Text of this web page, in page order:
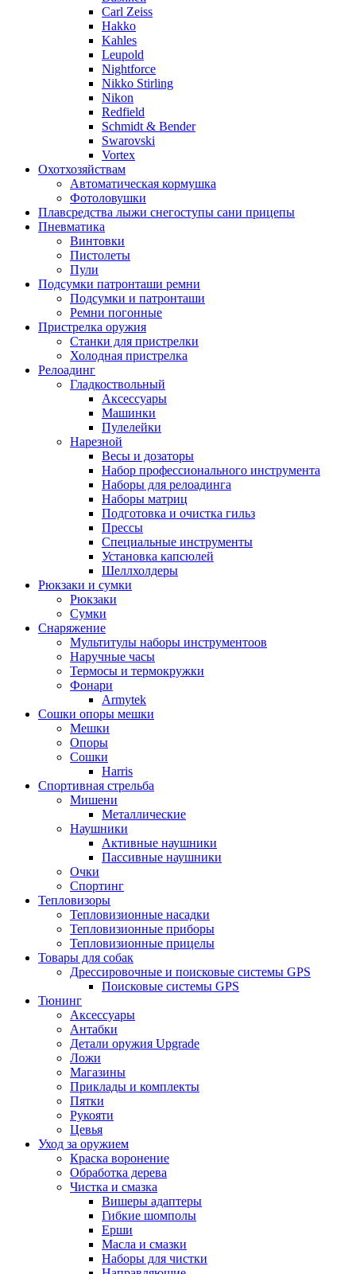
Carl Zeiss
Hakko
Kahles
Leupold
Nightforce
Nikko Stirling
Nikon
Redfield
Schmidt & Bender
Swarovski
Vortex
Охотхозяйствам
Автоматическая кормушка
Фотоловушки
Плавсредства лыжи снегоступы сани прицепы
Пневматика
Винтовки
Пистолеты
Пули
Подсумки патронташи ремни
Подсумки и патронташи
Ремни погонные
Пристрелка оружия
Станки для пристрелки
Холодная пристрелка
Релоадинг
Гладкоствольный
Аксессуары
Машинки
Пулелейки
Нарезной
Весы и дозаторы
Набор профессионального инструмента
Наборы для релоадинга
Наборы матриц
Подготовка и очистка гильз
Прессы
Специальные инструменты
Установка капсюлей
Шеллхолдеры
Рюкзаки и сумки
Рюкзаки
Сумки
Снаряжение
Мультитулы наборы инструментоов
Наручные часы
Термосы и термокружки
Фонари
Armytek
Сошки опоры мешки
Мешки
Опоры
Сошки
Harris
Спортивная стрельба
Мишени
Металлические
Наушники
Активные наушники
Пассивные наушники
Очки
Спортинг
Тепловизоры
Тепловизионные насадки
Тепловизионные приборы
Тепловизионные прицелы
Товары для собак
Дрессировочные и поисковые системы GPS
Поисковые системы GPS
Тюнинг
Аксессуары
Антабки
Детали оружия Upgrade
Ложи
Магазины
Приклады и комплекты
Пятки
Рукояти
Цевья
Уход за оружием
Краска воронение
Обработка дерева
Чистка и смазка
Вишеры адаптеры
Гибкие шомполы
Ерши
Масла и смазки
Наборы для чистки